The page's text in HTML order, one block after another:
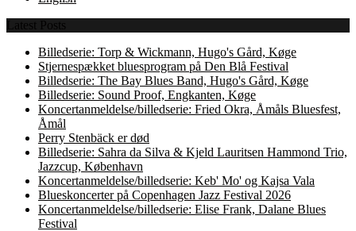
Latest Posts
Billedserie: Torp & Wickmann, Hugo's Gård, Køge
Stjernespækket bluesprogram på Den Blå Festival
Billedserie: The Bay Blues Band, Hugo's Gård, Køge
Billedserie: Sound Proof, Engkanten, Køge
Koncertanmeldelse/billedserie: Fried Okra, Åmåls Bluesfest,
Åmål
Perry Stenbäck er død
Billedserie: Sahra da Silva & Kjeld Lauritsen Hammond Trio,
Jazzcup, København
Koncertanmeldelse/billedserie: Keb' Mo' og Kajsa Vala
Blueskoncerter på Copenhagen Jazz Festival 2026
Koncertanmeldelse/billedserie: Elise Frank, Dalane Blues
Festival